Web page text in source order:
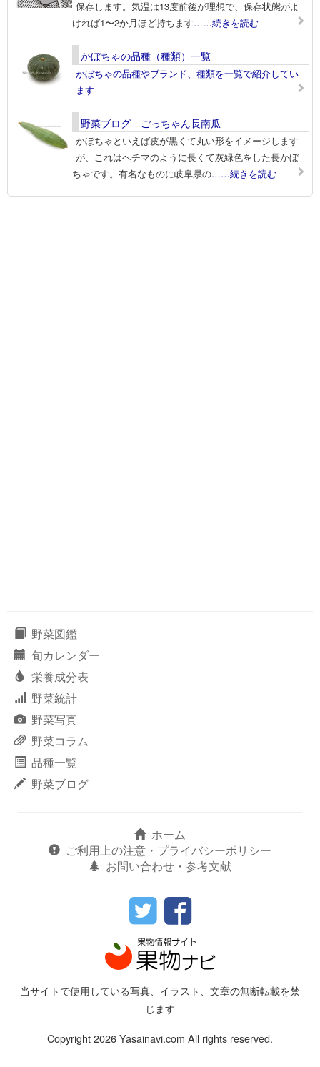
保存します。気温は13度前後が理想で、保存状態がよ
ければ1〜2か月ほど持ちます……続きを読む
かぼちゃの品種（種類）一覧
かぼちゃの品種やブランド、種類を一覧で紹介してい
ます
野菜ブログ ごっちゃん長南瓜
かぼちゃといえば皮が黒くて丸い形をイメージします
が、これはヘチマのように長くて灰緑色をした長かぼ
ちゃです。有名なものに岐阜県の……続きを読む
野菜図鑑
旬カレンダー
栄養成分表
野菜統計
野菜写真
野菜コラム
品種一覧
野菜ブログ
ホーム
ご利用上の注意・プライバシーポリシー
お問い合わせ・参考文献
当サイトで使用している写真、イラスト、文章の無断転載を禁
じます
Copyright 2026 Yasainavi.com All rights reserved.